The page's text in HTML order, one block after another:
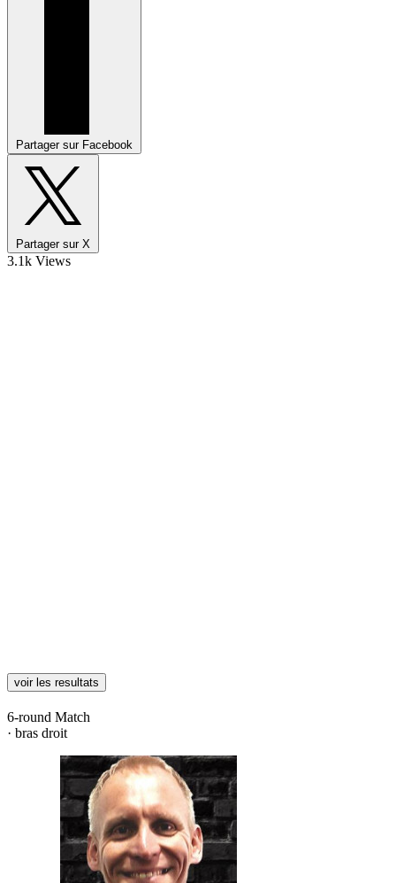
Partager sur Facebook
Partager sur X
3.1k Views
voir les resultats
6-round Match
· bras droit